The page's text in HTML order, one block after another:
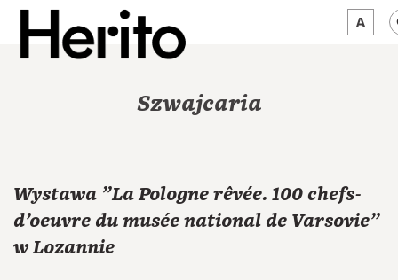
JĘZYK: PL
Szwajcaria
Wystawa "La Pologne rêvée. 100 chefs-
d’oeuvre du musée national de Varsovie"
w Lozannie